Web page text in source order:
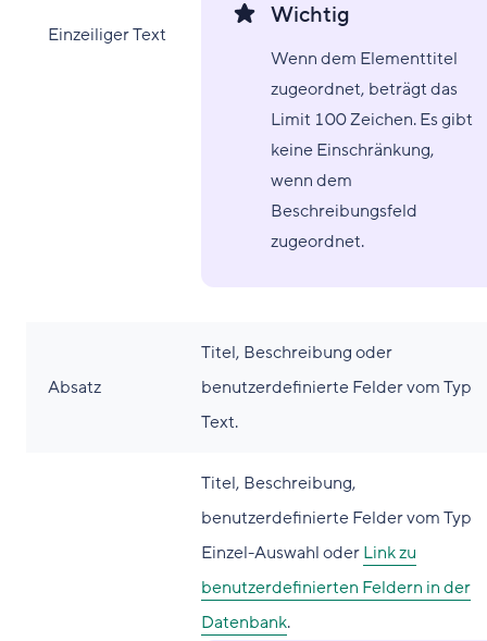
Einzeiliger Text
Wichtig
Wenn dem Elementtitel
zugeordnet, beträgt das
Limit 100 Zeichen. Es gibt
keine Einschränkung,
wenn dem
Beschreibungsfeld
zugeordnet.
Absatz
Titel, Beschreibung oder
benutzerdefinierte Felder vom Typ
Text.
Titel, Beschreibung,
benutzerdefinierte Felder vom Typ
Einzel-Auswahl oderLink zu
benutzerdefinierten Feldern in der
Datenbank.